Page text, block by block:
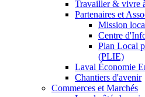
Travailler & vivre
Partenaires et
Mission
Centre
Plan Local
(PLIE)
Laval Économie
Chantiers d'avenir
Commerces et Marchés